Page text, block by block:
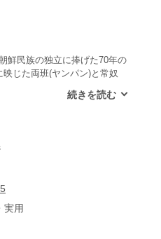
鮮民族の独立に捧げた70年の
じた両班(ヤンパン)と常奴
の歴史そのものである。第
実用